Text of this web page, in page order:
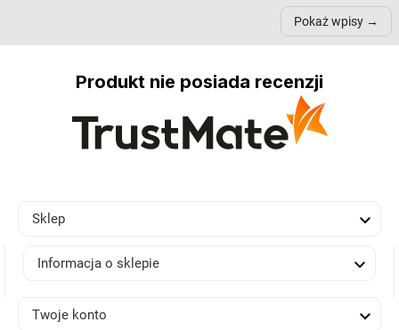
nich może przydać się w
Pokaż wpisy
Produkt nie posiada recenzji
Sklep 
Informacja o sklepie 
Twoje konto 